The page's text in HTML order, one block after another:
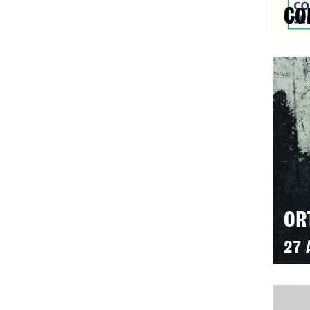
27